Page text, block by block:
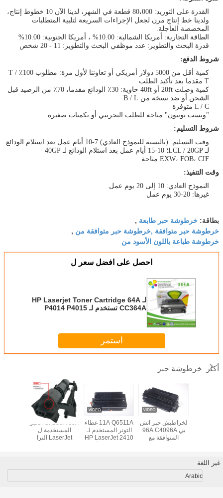
القدرة على التوريد: 80،000 قطعة في الشهر، لدينا الآن 10 خطوط إنتاج،
ولدينا خط إنتاج مرن لجعل الإجراءات السريعة لتلبية المتطلبات
المخصصة العاجلة.
الطاقة التجارية: أمريكا الشمالية: 10.00% ، أمريكا الجنوبية: 10.00%
قدرة البحث والتطوير: عدد موظفي البحث والتطوير: 11 - 20 شخص
شروط الدفع:
كمية أقل من 5000 دولار أمريكي أو تعاوننا لأول مرة: مطلوب 100٪ T /
T مقدما بعد تأكيد الطلب
كمية وصلت 20ft أو 40ft حاوية: 30٪ الودائع مقدما، 70٪ من الرصيد قبل
الشحن أو ضد نسخة من B / L
L / C متوفرة
"ويست يونيون" متاحة للطلب التجريبي أو بكميات صغيرة
شروط التسليم:
وقت التسليم: (بالنسبة للنموذج العادي) 7-10 أيام عمل بعد استلام الودائع
لـ LCL / 20GP؛ 10-15 أيام عمل بعد استلام الودائع لـ 40GP
EXW، FOB، CIF متاحة
وقت التنفيذ:
النموذج العادي: 10 إلى 20 يوم عمل
غيرها: 20-30 يوم عمل
بطاقة: خرطوشة حبر طابعة ,
خرطوشة حبر متوافقة ,خرطوشة حبر متوافقة من ,
خرطوشة طباعة باللون الأسود من
احصل على افضل سعر ل
لـ HP Laserjet Toner Cartridge 64A
CC364A تستخدم لـ P4014 P4015
استمر
أكثر خرطوشة حبر
CF233A 33A الحبر
المستخدمة ل
LaserJet الترا
11A Q6511A غطاء
التونر المستخدم لـ
HP LaserJet 2410
لخراطيش حبر اتش
بي 96A C4096A
المتوافقة مع
غير اللغة
Arabic